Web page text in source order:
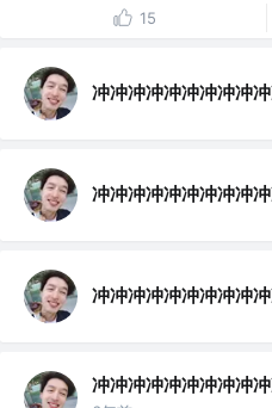
15
冲冲冲冲冲冲冲冲冲
冲冲冲冲冲冲冲冲冲
冲冲冲冲冲冲冲冲冲